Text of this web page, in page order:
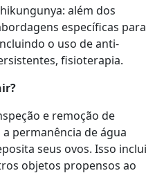
além dos
específicas para
o uso de anti-
fisioterapia.
e remoção de
permanência de água
seus ovos. Isso inclui
objetos propensos ao